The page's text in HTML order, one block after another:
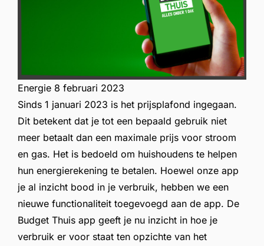
Energie 8 februari 2023
Sinds 1 januari 2023 is het prijsplafond ingegaan.
Dit betekent dat je tot een bepaald gebruik niet
meer betaalt dan een maximale prijs voor stroom
en gas. Het is bedoeld om huishoudens te helpen
hun energierekening te betalen. Hoewel onze app
je al inzicht bood in je verbruik, hebben we een
nieuwe functionaliteit toegevoegd aan de app. De
Budget Thuis app geeft je nu inzicht in hoe je
verbruik er voor staat ten opzichte van het